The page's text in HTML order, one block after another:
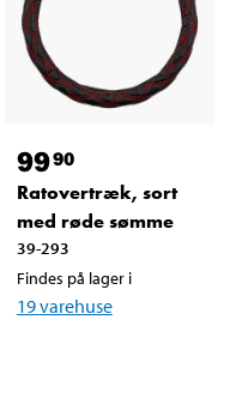
9990
Ratovertræk, sort
med røde sømme
39-293
Findes på lager i
19varehuse